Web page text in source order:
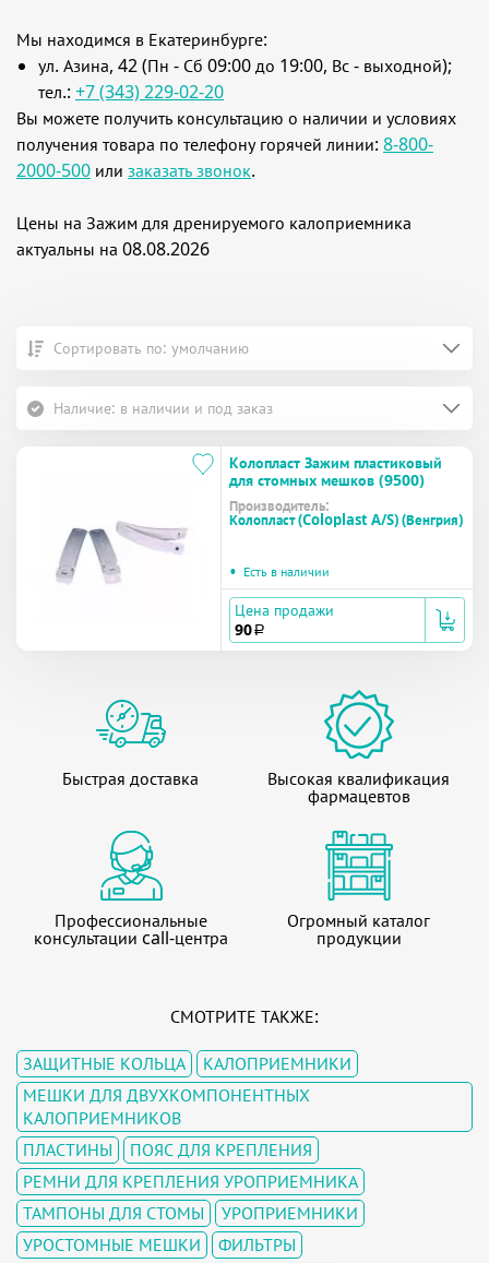
Мы находимся в Екатеринбурге:
ул. Азина, 42 (Пн - Сб 09:00 до 19:00, Вс - выходной);
тел.: +7 (343) 229-02-20
Вы можете получить консультацию о наличии и условиях
получения товара по телефону горячей линии: 8-800-
2000-500 или заказать звонок.
Цены на Зажим для дренируемого калоприемника
актуальны на 08.08.2026
Сортировать по: умолчанию
Наличие: в наличии и под заказ
Колопласт Зажим пластиковый
для стомных мешков (9500)
Производитель:
Колопласт (Coloplast A/S) (Венгрия)
• Есть в наличии
Цена продажи
90 a
Быстрая доставка Высокая квалификация
фармацевтов
Профессиональные
консультации call-центра
Огромный каталог
продукции
СМОТРИТЕ ТАКЖЕ:
ЗАЩИТНЫЕ КОЛЬЦА
КАЛОПРИЕМНИКИ
МЕШКИ ДЛЯ ДВУХКОМПОНЕНТНЫХ
КАЛОПРИЕМНИКОВ
ПЛАСТИНЫ
ПОЯС ДЛЯ КРЕПЛЕНИЯ
РЕМНИ ДЛЯ КРЕПЛЕНИЯ УРОПРИЕМНИКА
ТАМПОНЫ ДЛЯ СТОМЫ
УРОПРИЕМНИКИ
УРОСТОМНЫЕ МЕШКИ
ФИЛЬТРЫ